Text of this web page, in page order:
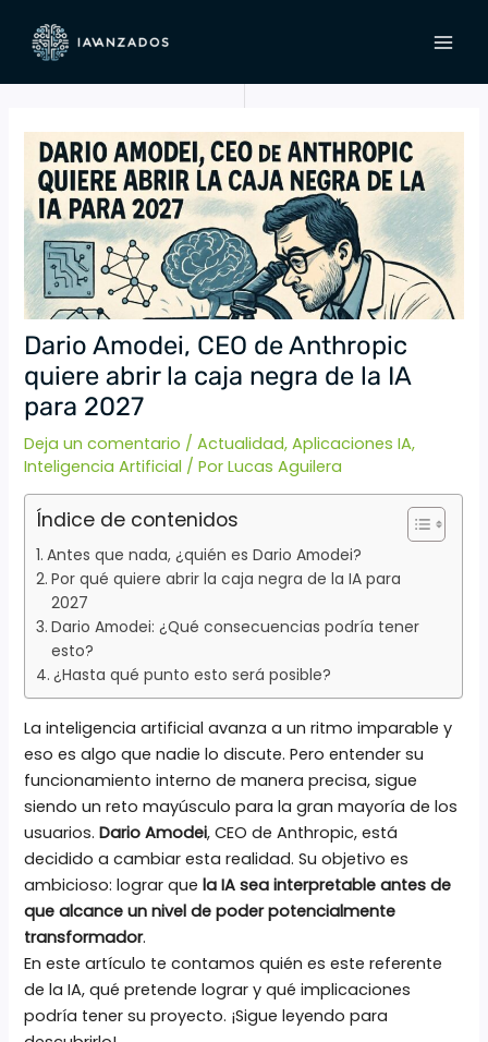
contenido
Dario Amodei, CEO de Anthropic
quiere abrir la caja negra de la IA
para 2027
Deja un comentario /Actualidad,Aplicaciones IA,
Inteligencia Artificial / PorLucas Aguilera
Índice de contenidos
Antes que nada, ¿quién es Dario Amodei?
Por qué quiere abrir la caja negra de la IA para
2027
Dario Amodei: ¿Qué consecuencias podría tener
esto?
¿Hasta qué punto esto será posible?
La inteligencia artificial avanza a un ritmo imparable y
eso es algo que nadie lo discute. Pero entender su
funcionamiento interno de manera precisa, sigue
siendo un reto mayúsculo para la gran mayoría de los
usuarios.Dario Amodei, CEO de Anthropic, está
decidido a cambiar esta realidad. Su objetivo es
ambicioso: lograr quela IA sea interpretable antes de
que alcance un nivel de poder potencialmente
transformador.
En este artículo te contamos quién es este referente
de la IA, qué pretende lograr y qué implicaciones
podría tener su proyecto. ¡Sigue leyendo para
entradas